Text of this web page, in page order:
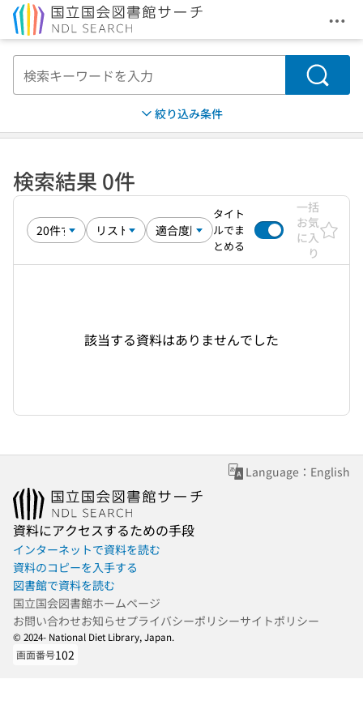
メ
検索
絞り込み条件
検索結果 0件
タイト
ルでま
とめる
一括
お気
に入
り
該当する資料はありませんでした
Language：English
資料にアクセスするための手段
インターネットで資料を読む
資料のコピーを入手する
図書館で資料を読む
国立国会図書館ホームページ
お問い合わせお知らせプライバシーポリシーサイトポリシー
© 2024- National Diet Library, Japan.
画面番号102